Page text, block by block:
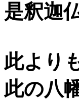
是釈迦
此より
此の八